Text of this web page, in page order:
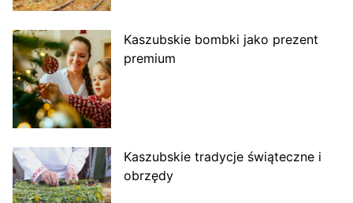
Kaszubskie bombki jako prezent
premium
Kaszubskie tradycje świąteczne i
obrzędy